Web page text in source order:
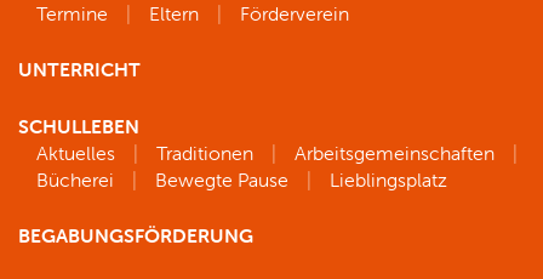
Termine
Eltern Förderverein
UNTERRICHT
SCHULLEBEN
Aktuelles
Traditionen
Arbeitsgemeinschaften
Bücherei
Bewegte Pause Lieblingsplatz
BEGABUNGSFÖRDERUNG